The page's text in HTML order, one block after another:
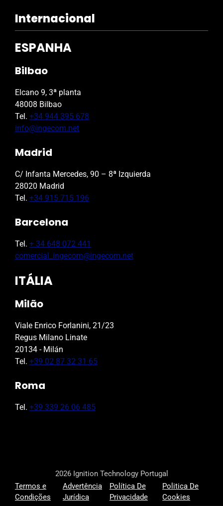
Internacional
ESPANHA
Bilbao
Elcano 9, 3ª planta
48008 Bilbao
Tel. +34 944 395 678
info@ingecom.net
Madrid
C/ Infanta Mercedes, 90 – 8ª Izquierda
28020 Madrid
Tel. +34 915 715 196
Barcelona
Tel. + 34 648 072 441
comercial_ingecom@ingecom.net
ITÁLIA
Milão
Viale Enrico Forlanini, 21/23
Regus Milano Linate
20134 - Milán
Tel. +39 02 87 32 31 65
Roma
Tel. +39 339 26 06 485
2026 Ignition Technology Portugal
Termos e
Condições
Advertência
Jurídica
Política De
Privacidade
Politica De
Cookies